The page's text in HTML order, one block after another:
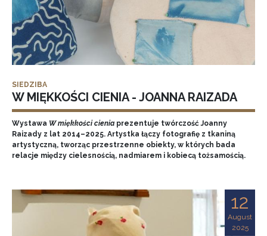
SIEDZIBA
W MIĘKKOŚCI CIENIA - JOANNA RAIZADA
Wystawa W miękkości cieniaprezentuje twórczość Joanny
Raizady z lat 2014–2025. Artystka łączy fotografię z tkaniną
artystyczną, tworząc przestrzenne obiekty, w których bada
relacje między cielesnością, nadmiarem i kobiecą tożsamością.
12
August
2025